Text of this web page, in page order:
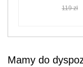
119 zł
Mamy do